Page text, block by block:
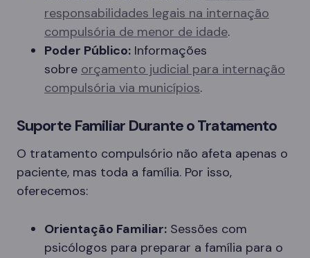
responsabilidades legais na internação
compulsória de menor de idade.
Poder Público: Informações
sobre orçamento judicial para internação
compulsória via municípios.
Suporte Familiar Durante o Tratamento
O tratamento compulsório não afeta apenas o
paciente, mas toda a família. Por isso,
oferecemos:
Orientação Familiar: Sessões com
psicólogos para preparar a família para o